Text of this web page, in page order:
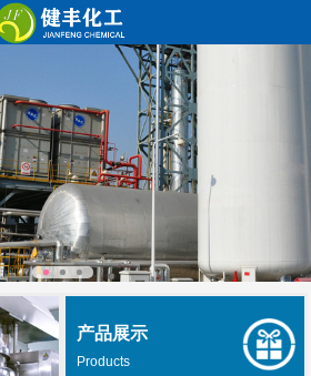
产品展示
Products